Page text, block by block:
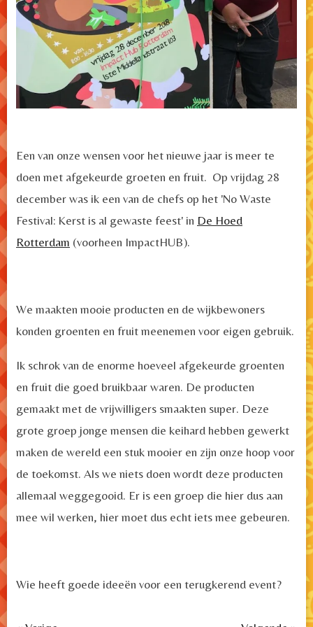
Een van onze wensen voor het nieuwe jaar is meer te
doen met afgekeurde groeten en fruit. Op vrijdag 28
december was ik een van de chefs op het 'No Waste
Festival: Kerst is al gewaste feest' in De Hoed
Rotterdam (voorheen ImpactHUB).
We maakten mooie producten en de wijkbewoners
konden groenten en fruit meenemen voor eigen gebruik.
Ik schrok van de enorme hoeveel afgekeurde groenten
en fruit die goed bruikbaar waren. De producten
gemaakt met de vrijwilligers smaakten super. Deze
grote groep jonge mensen die keihard hebben gewerkt
maken de wereld een stuk mooier en zijn onze hoop voor
de toekomst. Als we niets doen wordt deze producten
allemaal weggegooid. Er is een groep die hier dus aan
mee wil werken, hier moet dus echt iets mee gebeuren.
Wie heeft goede ideeën voor een terugkerend event?